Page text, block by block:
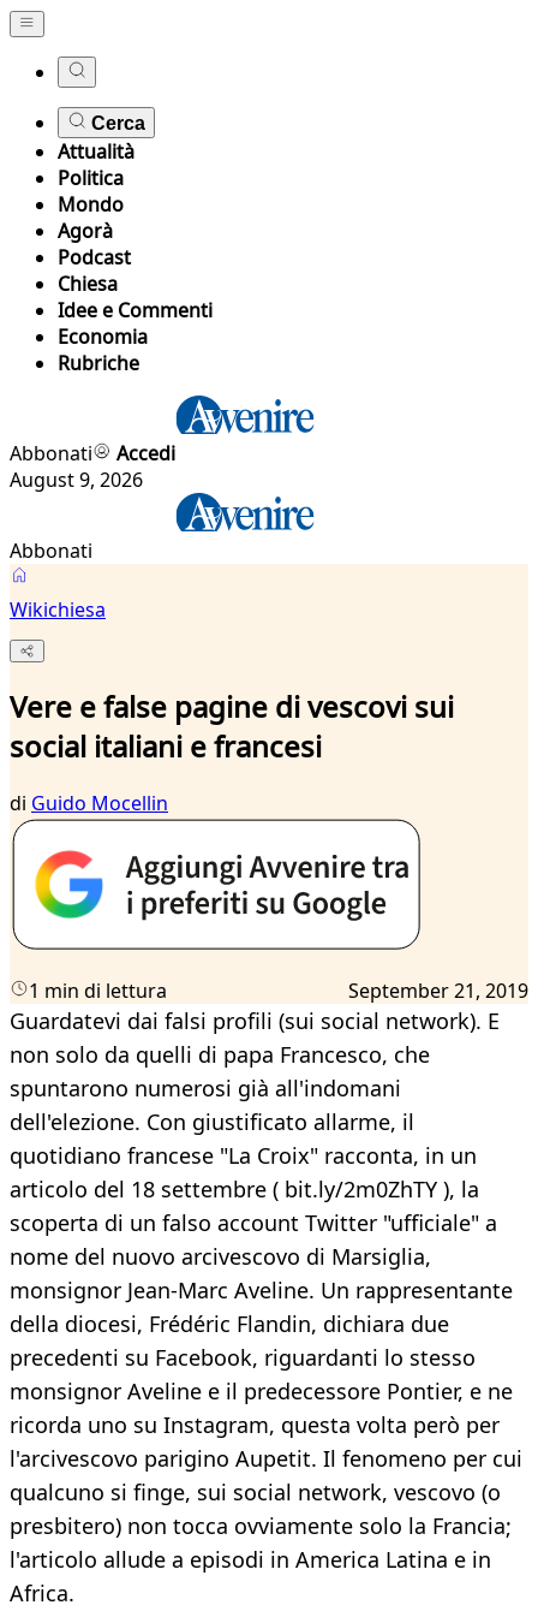
Cerca
Attualità
Politica
Mondo
Agorà
Podcast
Chiesa
Idee e Commenti
Economia
Rubriche
Abbonati
Accedi
August 9, 2026
Abbonati
Wikichiesa
Vere e false pagine di vescovi sui
social italiani e francesi
di Guido Mocellin
1 min di lettura September 21, 2019
Guardatevi dai falsi profili (sui social network). E
non solo da quelli di papa Francesco, che
spuntarono numerosi già all'indomani
dell'elezione. Con giustificato allarme, il
quotidiano francese "La Croix" racconta, in un
articolo del 18 settembre ( bit.ly/2m0ZhTY ), la
scoperta di un falso account Twitter "ufficiale" a
nome del nuovo arcivescovo di Marsiglia,
monsignor Jean-Marc Aveline. Un rappresentante
della diocesi, Frédéric Flandin, dichiara due
precedenti su Facebook, riguardanti lo stesso
monsignor Aveline e il predecessore Pontier, e ne
ricorda uno su Instagram, questa volta però per
l'arcivescovo parigino Aupetit. Il fenomeno per cui
qualcuno si finge, sui social network, vescovo (o
presbitero) non tocca ovviamente solo la Francia;
l'articolo allude a episodi in America Latina e in
Africa.